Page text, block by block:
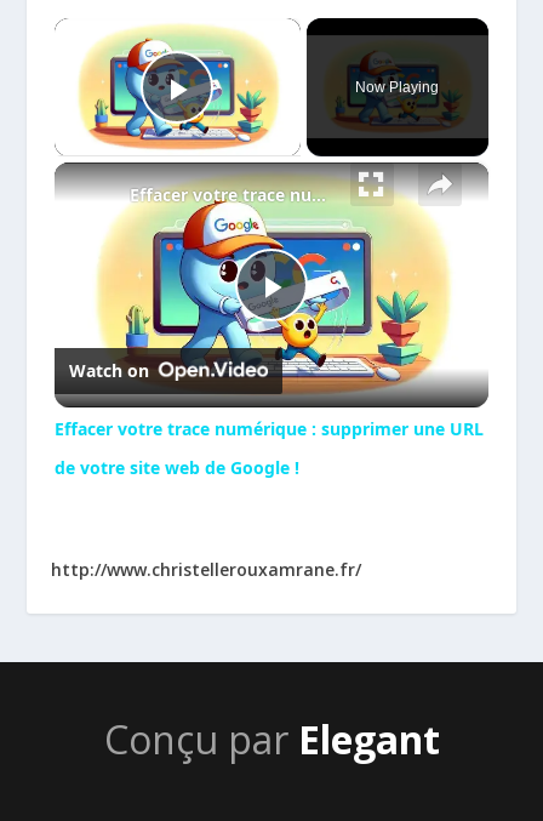
×
Play Video
Now Playing
×
Play
Video
Effacer votre trace numérique : supprimer une URL de votre site web de Google !
Watch on
Effacer votre trace numérique : supprimer une URL
de votre site web de Google !
http://www.christellerouxamrane.fr/
Conçu par Elegant